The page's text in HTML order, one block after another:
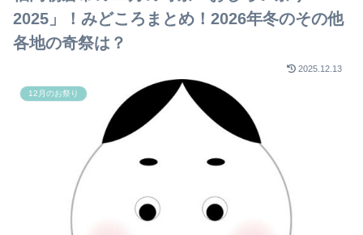
2025」！みどころまとめ！2026年冬のその他
各地の奇祭は？
2025.12.13
12月のお祭り